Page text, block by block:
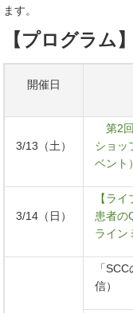
ます。
【プログラム】
開催日
3/13（土）
第2
ショッ
ベント）
3/14（日）
【ラ
患者の
ライン
「
信）